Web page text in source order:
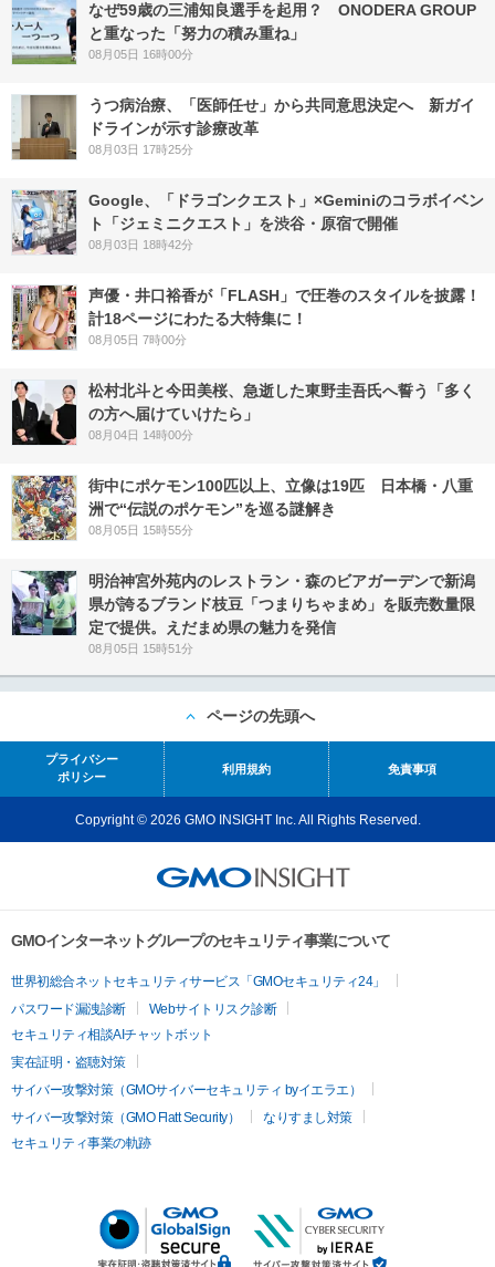
なぜ59歳の三浦知良選手を起用？ ONODERA GROUP
と重なった「努力の積み重ね」
08月05日 16時00分
うつ病治療、「医師任せ」から共同意思決定へ 新ガイ
ドラインが示す診療改革
08月03日 17時25分
Google、「ドラゴンクエスト」×Geminiのコラボイベン
ト「ジェミニクエスト」を渋谷・原宿で開催
08月03日 18時42分
声優・井口裕香が「FLASH」で圧巻のスタイルを披露！
計18ページにわたる大特集に！
08月05日 7時00分
松村北斗と今田美桜、急逝した東野圭吾氏へ誓う「多く
の方へ届けていけたら」
08月04日 14時00分
街中にポケモン100匹以上、立像は19匹 日本橋・八重
洲で“伝説のポケモン”を巡る謎解き
08月05日 15時55分
明治神宮外苑内のレストラン・森のビアガーデンで新潟
県が誇るブランド枝豆「つまりちゃまめ」を販売数量限
定で提供。えだまめ県の魅力を発信
08月05日 15時51分
ページの先頭へ
プライバシー
ポリシー
利用規約 免責事項
Copyright © 2026 GMO INSIGHT Inc. All Rights Reserved.
GMOインターネットグループのセキュリティ事業について
世界初総合ネットセキュリティサービス「GMOセキュリティ24」
パスワード漏洩診断
Webサイトリスク診断
セキュリティ相談AIチャットボット
実在証明・盗聴対策
サイバー攻撃対策（GMOサイバーセキュリティ byイエラエ）
サイバー攻撃対策（GMO Flatt Security）
なりすまし対策
セキュリティ事業の軌跡